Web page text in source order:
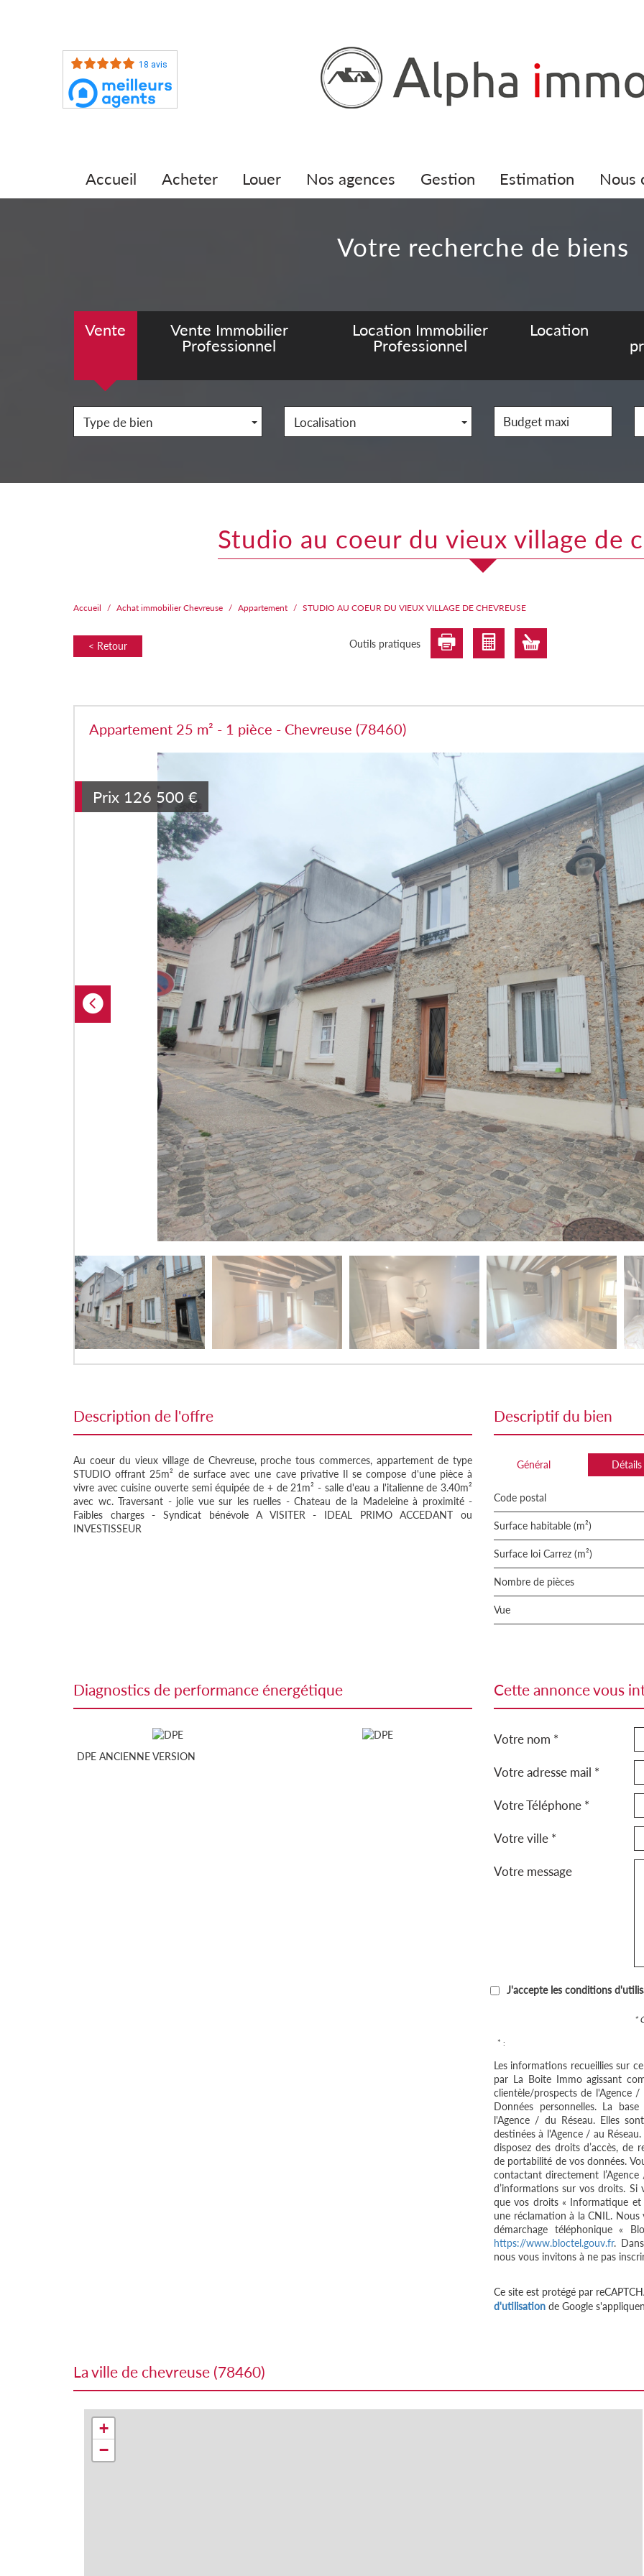
18 avis
accueil acheter louer nos agences gestion estimation
votre recherche de biens
Vente
Vente Immobilier
Professionnel
Location Immobilier
Professionnel
Location
Type de bien Localisation
studio au coeur du vieux village de
Accueil Achat immobilier Chevreuse Appartement STUDIO AU COEUR DU VIEUX VILLAGE DE CHEVREUSE
< Retour Outils pratiques
Appartement 25 m² - 1 pièce - Chevreuse (78460)
Prix 126 500 €
description de l'offre
Au coeur du vieux village de Chevreuse, proche tous commerces, appartement de type
STUDIO offrant 25m² de surface avec une cave privative Il se compose d'une pièce à
vivre avec cuisine ouverte semi équipée de + de 21m² - salle d'eau a l'italienne de 3.40m²
avec wc. Traversant - jolie vue sur les ruelles - Chateau de la Madeleine à proximité -
Faibles charges - Syndicat bénévole A VISITER - IDEAL PRIMO ACCEDANT ou
INVESTISSEUR
descriptif du bien
Général
Code postal
Surface habitable (m²)
Surface loi Carrez (m²)
Nombre de pièces
Vue
diagnostics de performance énergétique
DPE ANCIENNE VERSION
cette annonce vous
Votre nom *
Votre adresse mail *
Votre Téléphone *
Votre ville *
Votre message
J'accepte les conditions
*
* :
Les informations recueillies sur
par La Boite Immo agissant
clientèle/prospects de l'Agence
Données personnelles. La
l'Agence / du Réseau. Elles
destinées à l'Agence / au
disposez des droits d’accès, de
de portabilité de vos données.
contactant directement
d’informations sur vos droits. Si
que vos droits « Informatique et
une réclamation à la CNIL.
démarchage téléphonique «
https://www.bloctel.gouv.fr.
nous vous invitons à ne pas
Ce site est protégé par
d'utilisation de Google
la ville de chevreuse (78460)
+
−